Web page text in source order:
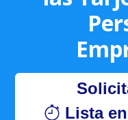
Lista